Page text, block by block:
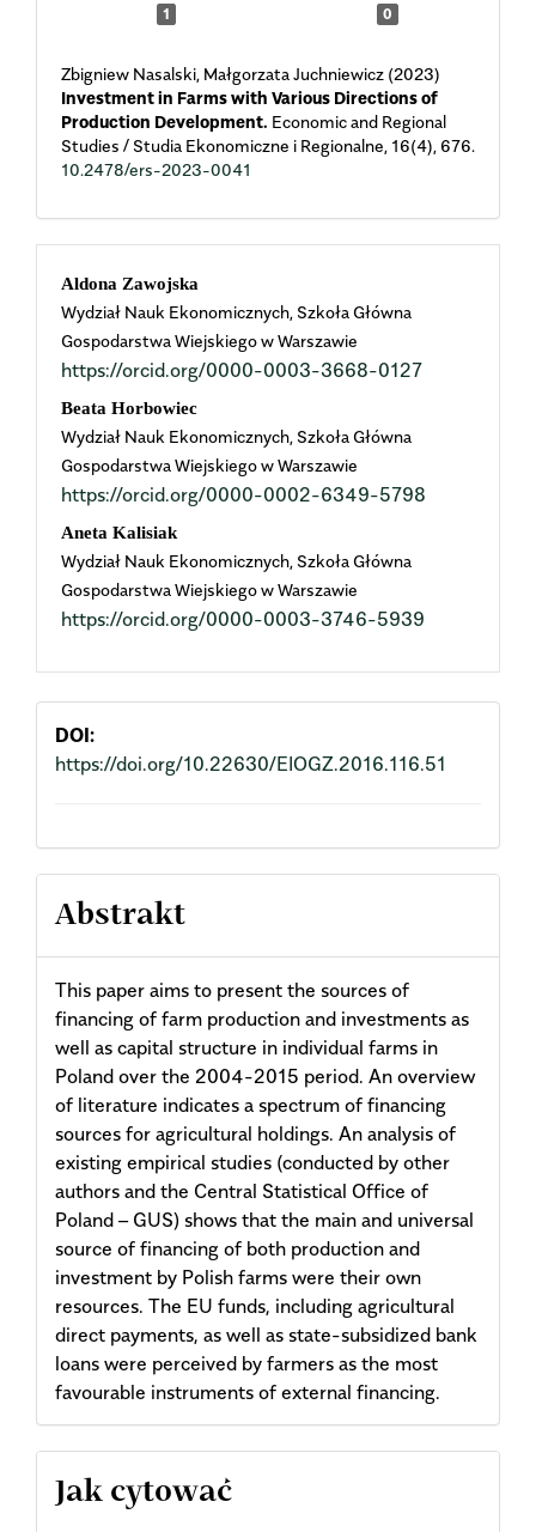
1 0
Zbigniew Nasalski, Małgorzata Juchniewicz (2023)
Investment in Farms with Various Directions of
Production Development. Economic and Regional
Studies / Studia Ekonomiczne i Regionalne, 16(4), 676.
10.2478/ers-2023-0041
Main
Article
Content
Aldona Zawojska
Wydział Nauk Ekonomicznych, Szkoła Główna
Gospodarstwa Wiejskiego w Warszawie
https://orcid.org/0000-0003-3668-0127
Beata Horbowiec
Wydział Nauk Ekonomicznych, Szkoła Główna
Gospodarstwa Wiejskiego w Warszawie
https://orcid.org/0000-0002-6349-5798
Aneta Kalisiak
Wydział Nauk Ekonomicznych, Szkoła Główna
Gospodarstwa Wiejskiego w Warszawie
https://orcid.org/0000-0003-3746-5939
DOI:
https://doi.org/10.22630/EIOGZ.2016.116.51
Abstrakt
This paper aims to present the sources of
financing of farm production and investments as
well as capital structure in individual farms in
Poland over the 2004-2015 period. An overview
of literature indicates a spectrum of financing
sources for agricultural holdings. An analysis of
existing empirical studies (conducted by other
authors and the Central Statistical Office of
Poland – GUS) shows that the main and universal
source of financing of both production and
investment by Polish farms were their own
resources. The EU funds, including agricultural
direct payments, as well as state-subsidized bank
loans were perceived by farmers as the most
favourable instruments of external financing.
Article
Jak cytować